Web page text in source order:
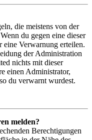
die meistens von der
du gegen eine dieser
eine Verwarnung erteilen.
der Administration
nichts mit dieser
einen Administrator,
du verwarnt wurdest.
melden?
Berechtigungen